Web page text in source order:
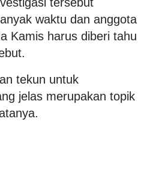
waktu dan anggota
Kamis harus diberi tahu
tekun untuk
jelas merupakan topik